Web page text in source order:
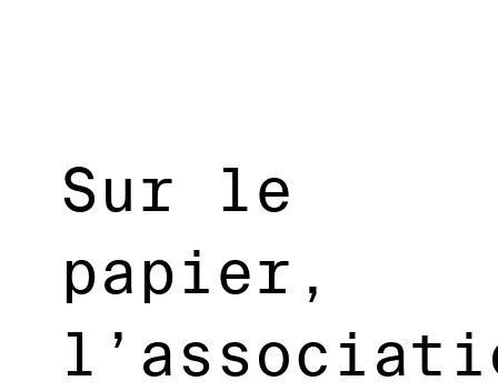
Sur le
papier,